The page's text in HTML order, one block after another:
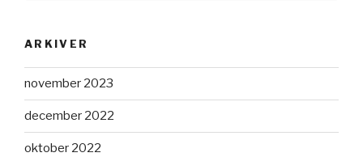
ARKIVER
november 2023
december 2022
oktober 2022